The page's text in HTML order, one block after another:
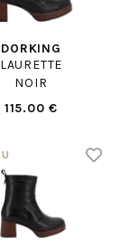
DORKING
LAURETTE
NOIR
115.00 €